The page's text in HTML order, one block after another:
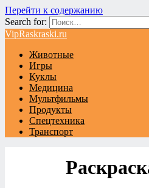
Перейти к содержанию
Search for:
VipRaskraski.ru
Животные
Игры
Куклы
Медицина
Мультфильмы
Продукты
Спецтехника
Транспорт